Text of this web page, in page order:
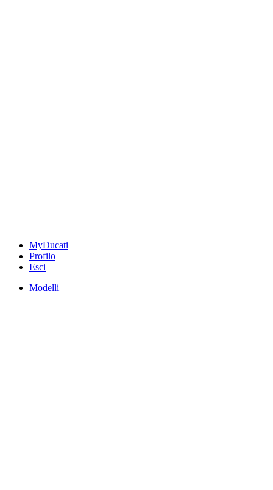
MyDucati
Profilo
Esci
Modelli